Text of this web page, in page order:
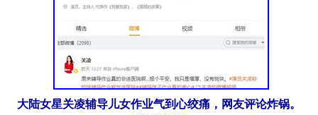
大陆女星关凌辅导儿女作业气到心绞痛，网友评论炸锅。